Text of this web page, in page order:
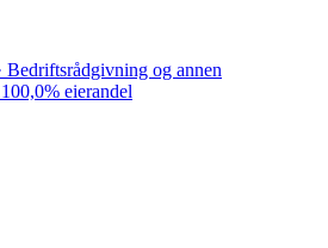
og annen
eierandel